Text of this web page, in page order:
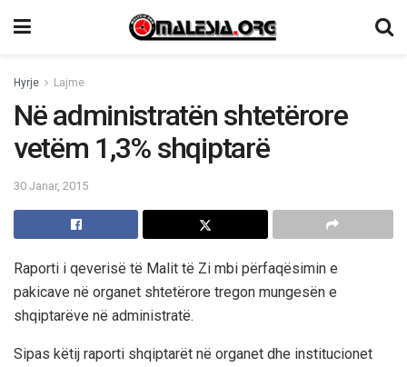
Hyrje Lajme
Në administratën shtetërore
vetëm 1,3% shqiptarë
30 Janar, 2015
Raporti i qeverisë të Malit të Zi mbi përfaqësimin e
pakicave në organet shtetërore tregon mungesën e
shqiptarëve në administratë.
Sipas këtij raporti shqiptarët në organet dhe institucionet